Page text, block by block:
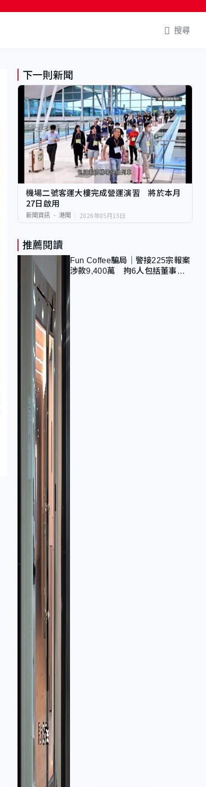
搜尋
下一則新聞
機場二號客運大樓完成營運演習 將於本月
27日啟用
新聞資訊 港聞 2026年05月15日
推薦閱讀
Fun Coffee騙局｜警接225宗報案
涉款9,400萬 拘6人包括董事股